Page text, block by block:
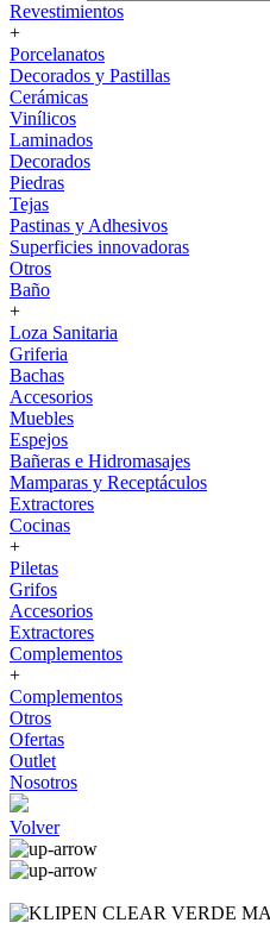
Revestimientos
+
Porcelanatos
Decorados y Pastillas
Cerámicas
Vinílicos
Laminados
Decorados
Piedras
Tejas
Pastinas y Adhesivos
Superficies innovadoras
Otros
Baño
+
Loza Sanitaria
Griferia
Bachas
Accesorios
Muebles
Espejos
Bañeras e Hidromasajes
Mamparas y Receptáculos
Extractores
Cocinas
+
Piletas
Grifos
Accesorios
Extractores
Complementos
+
Complementos
Otros
Ofertas
Outlet
Nosotros
Volver